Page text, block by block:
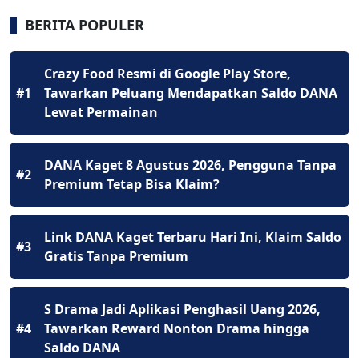
BERITA POPULER
#1
Crazy Food Resmi di Google Play Store,
Tawarkan Peluang Mendapatkan Saldo DANA
Lewat Permainan
#2
DANA Kaget 8 Agustus 2026, Pengguna Tanpa
Premium Tetap Bisa Klaim?
#3
Link DANA Kaget Terbaru Hari Ini, Klaim Saldo
Gratis Tanpa Premium
#4
S Drama Jadi Aplikasi Penghasil Uang 2026,
Tawarkan Reward Nonton Drama hingga
Saldo DANA